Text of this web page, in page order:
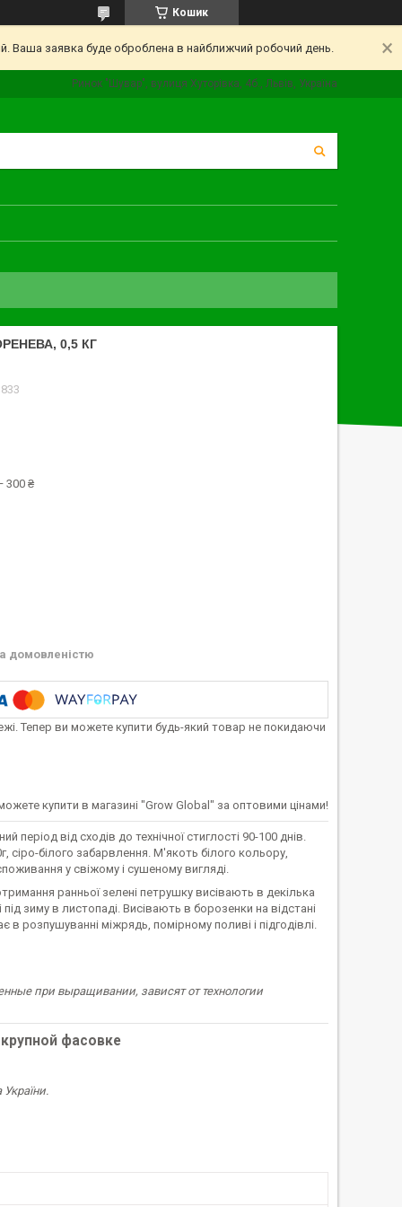
Кошик
Ваша заявка буде оброблена в найближчий робочий день.
Ринок "Шувар", вулиця Хуторівка, 4б., Львів, Україна
0,5 КГ
300 ₴
домовленістю
Тепер ви можете купити будь-який товар не покидаючи
купити в магазині "Grow Global" за оптовими цінами!
період від сходів до технічної стиглості 90-100 днів.
білого забарвлення. М'якоть білого кольору,
у свіжому і сушеному вигляді.
ранньої зелені петрушку висівають в декілька
зиму в листопаді. Висівають в борозенки на відстані
в розпушуванні міжрядь, помірному поливі і підгодівлі.
при выращивании, зависят от технологии
фасовке